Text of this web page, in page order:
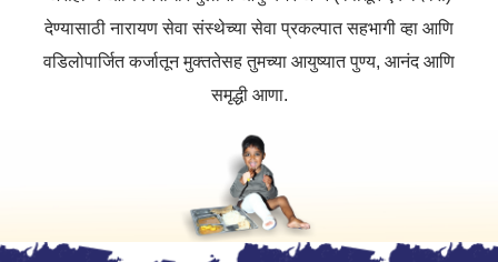
देण्यासाठी नारायण सेवा संस्थेच्या सेवा प्रकल्पात सहभागी व्हा आणि
वडिलोपार्जित कर्जातून मुक्ततेसह तुमच्या आयुष्यात पुण्य, आनंद आणि
समृद्धी आणा.